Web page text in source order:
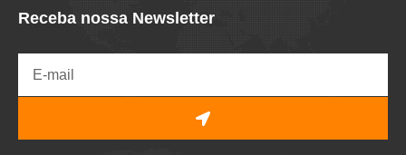
Receba nossa Newsletter